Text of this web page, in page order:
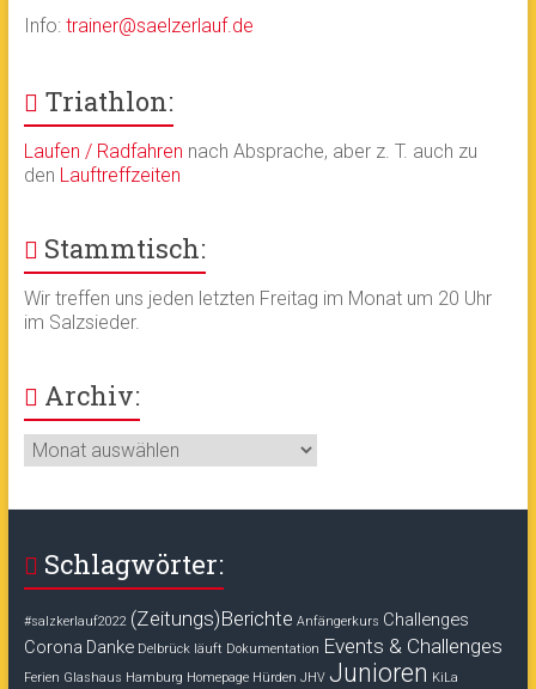
Info: trainer@saelzerlauf.de
Triathlon:
Laufen / Radfahren nach Absprache, aber z. T. auch zu
den Lauftreffzeiten
Stammtisch:
Wir treffen uns jeden letzten Freitag im Monat um 20 Uhr
im Salzsieder.
Archiv:
Archiv:
Schlagwörter:
#salzkerlauf2022 (Zeitungs)Berichte Anfängerkurs Challenges
Corona Danke Delbrück läuft Dokumentation Events & Challenges
Ferien Glashaus Hamburg Homepage Hürden JHV Junioren KiLa